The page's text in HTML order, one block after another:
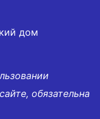
дом
обязательна